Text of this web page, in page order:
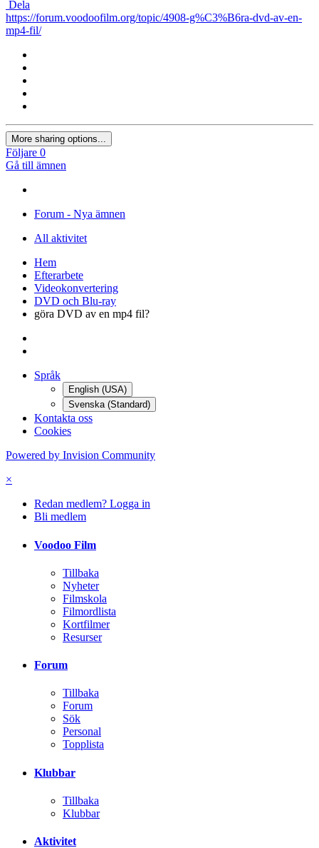
Dela
https://forum.voodoofilm.org/topic/4908-g%C3%B6ra-dvd-av-en-
mp4-fil/
More sharing options...
Följare 0
Gå till ämnen
Forum - Nya ämnen
All aktivitet
Hem
Efterarbete
Videokonvertering
DVD och Blu-ray
göra DVD av en mp4 fil?
Språk
English (USA)
Svenska (Standard)
Kontakta oss
Cookies
Powered by Invision Community
×
Redan medlem? Logga in
Bli medlem
Voodoo Film
Tillbaka
Nyheter
Filmskola
Filmordlista
Kortfilmer
Resurser
Forum
Tillbaka
Forum
Sök
Personal
Topplista
Klubbar
Tillbaka
Klubbar
Aktivitet